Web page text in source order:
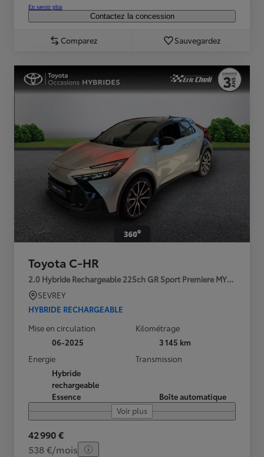
En savoir plus
Contactez la concession
Comparez Sauvegardez
Toyota C-HR
2.0 Hybride Rechargeable 225ch GR Sport Premiere MY25
SEVREY
HYBRIDE RECHARGEABLE
Mise en circulation
06-2025
Kilométrage
3 145 km
Energie
Hybride
rechargeable
Essence
Transmission
Boîte automatique
Voir plus
42 990 €
538 €/mois